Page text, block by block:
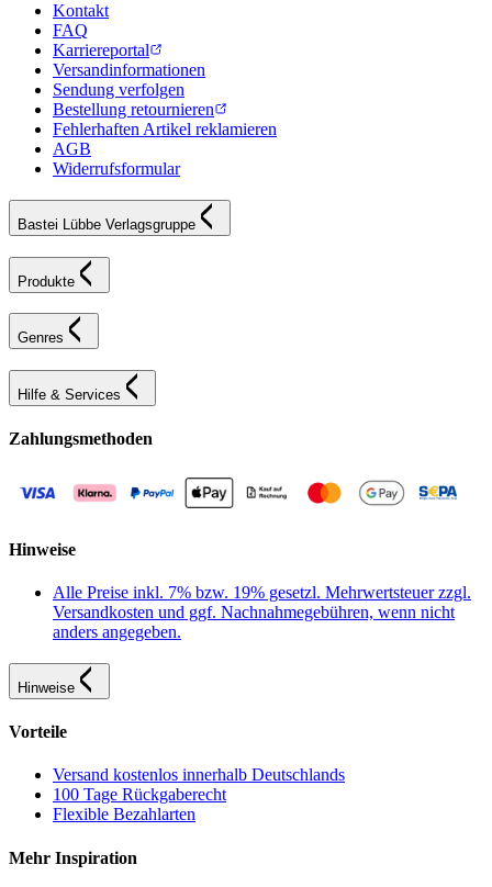
Kontakt
FAQ
Karriereportal
Versandinformationen
Sendung verfolgen
Bestellung retournieren
Fehlerhaften Artikel reklamieren
AGB
Widerrufsformular
Bastei Lübbe Verlagsgruppe
Produkte
Genres
Hilfe & Services
Zahlungsmethoden
Hinweise
Alle Preise inkl. 7% bzw. 19% gesetzl. Mehrwertsteuer zzgl.
Versandkosten und ggf. Nachnahmegebühren, wenn nicht
anders angegeben.
Hinweise
Vorteile
Versand kostenlos innerhalb Deutschlands
100 Tage Rückgaberecht
Flexible Bezahlarten
Mehr Inspiration